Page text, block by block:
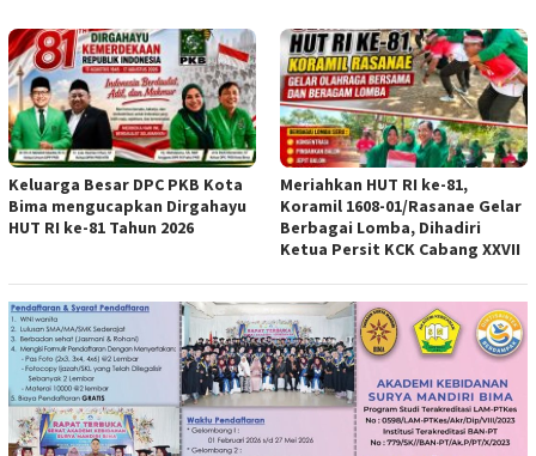
Keluarga Besar DPC PKB Kota
Bima mengucapkan Dirgahayu
HUT RI ke-81 Tahun 2026
Meriahkan HUT RI ke-81,
Koramil 1608-01/Rasanae Gelar
Berbagai Lomba, Dihadiri
Ketua Persit KCK Cabang XXVII